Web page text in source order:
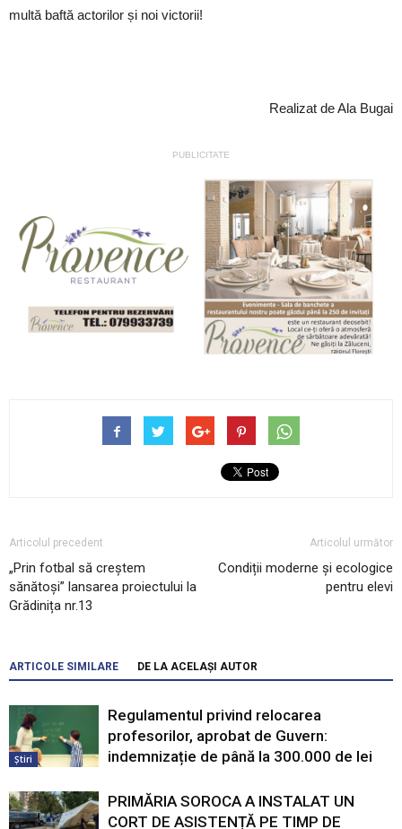
multă baftă actorilor și noi victorii!
Realizat de Ala Bugai
PUBLICITATE
Articolul precedent
„Prin fotbal să creştem
sănătoşi” lansarea proiectului la
Grădinița nr.13
Articolul următor
Condiții moderne și ecologice
pentru elevi
ARTICOLE SIMILARE DE LA ACELAȘI AUTOR
Știri
Regulamentul privind relocarea
profesorilor, aprobat de Guvern:
indemnizație de până la 300.000 de lei
PRIMĂRIA SOROCA A INSTALAT UN
CORT DE ASISTENȚĂ PE TIMP DE